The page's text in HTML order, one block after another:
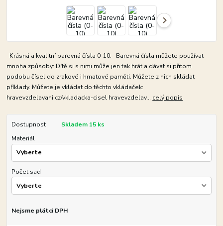
Krásná a kvalitní barevná čísla 0-10. Barevná čísla můžete používat
mnoha způsoby: Dítě si s nimi může jen tak hrát a dávat si přitom
podobu čísel do zrakové i hmatové paměti. Můžete z nich skládat
příklady. Můžete je vkládat do těchto vkládaček:
hravevzdelavani.cz/vkladacka-cisel hravevzdelav... celý popis
Dostupnost
Skladem 15 ks
Materiál
Počet sad
Nejsme plátci DPH